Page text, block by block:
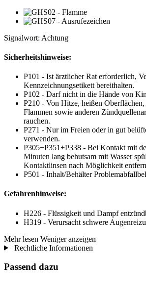
Signalwort: Achtung
Sicherheitshinweise:
P101 - Ist ärztlicher Rat erforderlich,
Kennzeichnungsetikett bereithalten.
P102 - Darf nicht in die Hände von
P210 - Von Hitze, heißen
Flammen sowie anderen
rauchen.
P271 - Nur im Freien oder in gut
verwenden.
P305+P351+P338 - Bei Kontakt mit
Minuten lang behutsam mit Wasser
Kontaktlinsen nach Möglichkeit
P501 - Inhalt/Behälter
Gefahrenhinweise:
H226 - Flüssigkeit und Dampf
H319 - Verursacht schwere
Mehr lesen Weniger anzeigen
Rechtliche Informationen
Passend dazu